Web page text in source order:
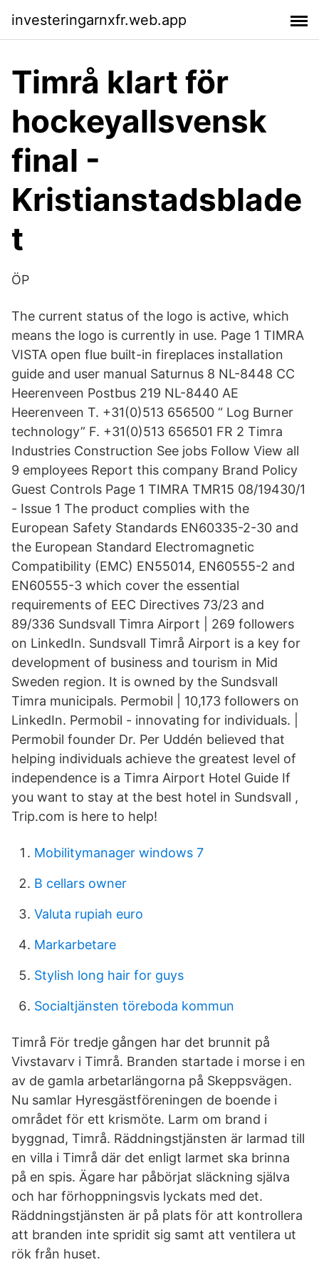
investeringarnxfr.web.app
Timrå klart för
hockeyallsvensk
final -
Kristianstadsblade
t
ÖP
The current status of the logo is active, which
means the logo is currently in use. Page 1 TIMRA
VISTA open flue built-in fireplaces installation
guide and user manual Saturnus 8 NL-8448 CC
Heerenveen Postbus 219 NL-8440 AE
Heerenveen T. +31(0)513 656500 “ Log Burner
technology” F. +31(0)513 656501 FR 2 Timra
Industries Construction See jobs Follow View all
9 employees Report this company Brand Policy
Guest Controls Page 1 TIMRA TMR15 08/19430/1
- Issue 1 The product complies with the
European Safety Standards EN60335-2-30 and
the European Standard Electromagnetic
Compatibility (EMC) EN55014, EN60555-2 and
EN60555-3 which cover the essential
requirements of EEC Directives 73/23 and
89/336 Sundsvall Timra Airport | 269 followers
on LinkedIn. Sundsvall Timrå Airport is a key for
development of business and tourism in Mid
Sweden region. It is owned by the Sundsvall
Timra municipals. Permobil | 10,173 followers on
LinkedIn. Permobil - innovating for individuals. |
Permobil founder Dr. Per Uddén believed that
helping individuals achieve the greatest level of
independence is a Timra Airport Hotel Guide If
you want to stay at the best hotel in Sundsvall ,
Trip.com is here to help!
Mobilitymanager windows 7
B cellars owner
Valuta rupiah euro
Markarbetare
Stylish long hair for guys
Socialtjänsten töreboda kommun
Timrå För tredje gången har det brunnit på
Vivstavarv i Timrå. Branden startade i morse i en
av de gamla arbetarlängorna på Skeppsvägen.
Nu samlar Hyresgästföreningen de boende i
området för ett krismöte. Larm om brand i
byggnad, Timrå. Räddningstjänsten är larmad till
en villa i Timrå där det enligt larmet ska brinna
på en spis. Ägare har påbörjat släckning själva
och har förhoppningsvis lyckats med det.
Räddningstjänsten är på plats för att kontrollera
att branden inte spridit sig samt att ventilera ut
rök från huset.